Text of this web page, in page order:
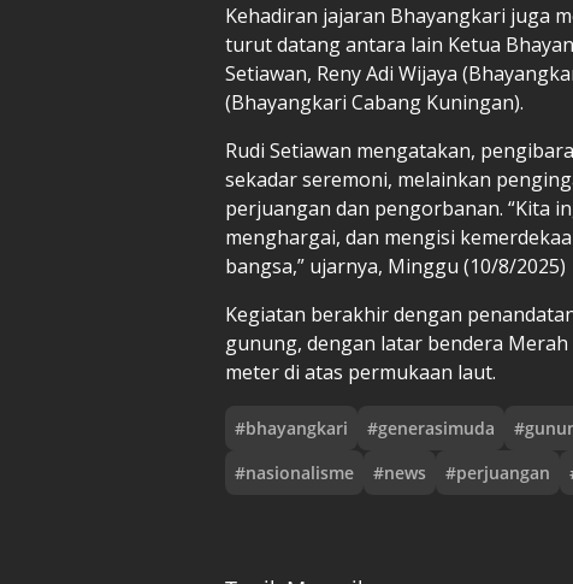
Kehadiran jajaran Bhayangkari juga
turut datang antara lain Ketua
Setiawan, Reny Adi Wijaya
(Bhayangkari Cabang Kuningan).
Rudi Setiawan mengatakan,
sekadar seremoni, melainkan
perjuangan dan pengorbanan. “Kita
menghargai, dan mengisi
bangsa,” ujarnya, Minggu (10/8/2025)
Kegiatan berakhir dengan
gunung, dengan latar bendera
meter di atas permukaan laut.
#bhayangkari #generasimuda #
#nasionalisme #news #perjuangan